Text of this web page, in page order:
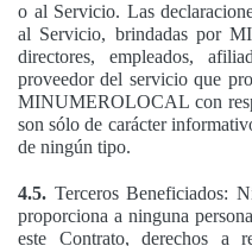
o al Servicio. Las
al Servicio, brindadas por
directores, empleados,
proveedor del servicio que
MINUMEROLOCAL con
son sólo de carácter
de ningún tipo.
4.5. Terceros Beneficiados:
proporciona a ninguna
este Contrato, derechos a